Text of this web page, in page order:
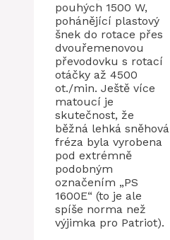
pouhých 1500 W,
pohánějící plastový
šnek do rotace přes
dvouřemenovou
převodovku s rotací
otáčky až 4500
ot./min. Ještě více
matoucí je
skutečnost, že
běžná lehká sněhová
fréza byla vyrobena
pod extrémně
podobným
označením „PS
1600E“ (to je ale
spíše norma než
výjimka pro Patriot).